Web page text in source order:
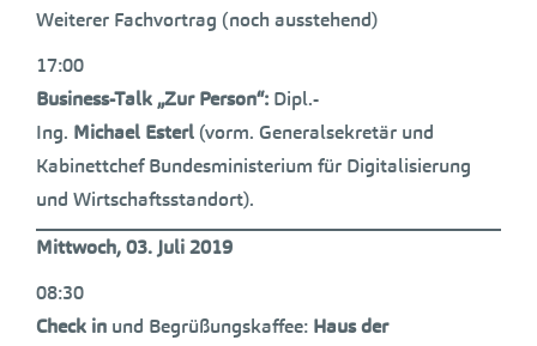
Weiterer Fachvortrag (noch ausstehend)
17:00
Business-Talk „Zur Person“: Dipl.-
Ing. Michael Esterl (vorm. Generalsekretär und
Kabinettchef Bundesministerium für Digitalisierung
und Wirtschaftsstandort).
Mittwoch, 03. Juli 2019
08:30
Check in und Begrüßungskaffee: Haus der